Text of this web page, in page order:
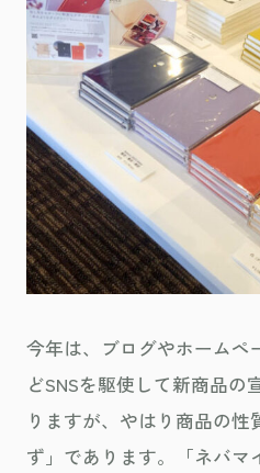
今年は、ブログやホームペ
どSNSを駆使して新商品の
りますが、やはり商品の
ず」であります。「ネバマ